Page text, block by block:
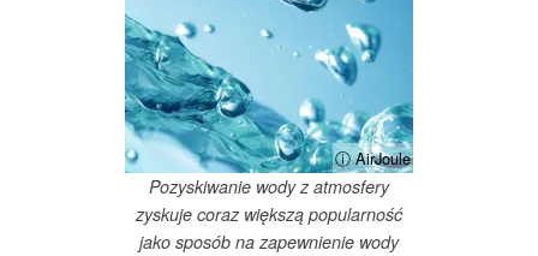
ⓘ AirJoule
Pozyskiwanie wody z atmosfery
zyskuje coraz większą popularność
jako sposób na zapewnienie wody